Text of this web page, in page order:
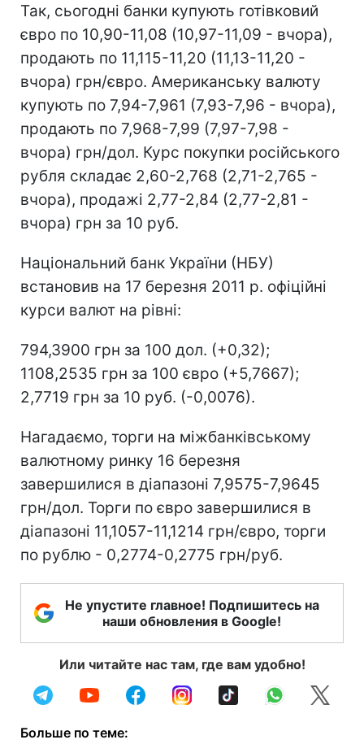
Так, сьогодні банки купують готівковий
євро по 10,90-11,08 (10,97-11,09 - вчора),
продають по 11,115-11,20 (11,13-11,20 -
вчора) грн/євро. Американську валюту
купують по 7,94-7,961 (7,93-7,96 - вчора),
продають по 7,968-7,99 (7,97-7,98 -
вчора) грн/дол. Курс покупки російського
рубля складає 2,60-2,768 (2,71-2,765 -
вчора), продажі 2,77-2,84 (2,77-2,81 -
вчора) грн за 10 руб.
Національний банк України (НБУ)
встановив на 17 березня 2011 р. офіційні
курси валют на рівні:
794,3900 грн за 100 дол. (+0,32);
1108,2535 грн за 100 євро (+5,7667);
2,7719 грн за 10 руб. (-0,0076).
Нагадаємо, торги на міжбанківському
валютному ринку 16 березня
завершилися в діапазоні 7,9575-7,9645
грн/дол. Торги по євро завершилися в
діапазоні 11,1057-11,1214 грн/євро, торги
по рублю - 0,2774-0,2775 грн/руб.
Не упустите главное! Подпишитесь на
наши обновления в Google!
Или читайте нас там, где вам удобно!
Больше по теме: